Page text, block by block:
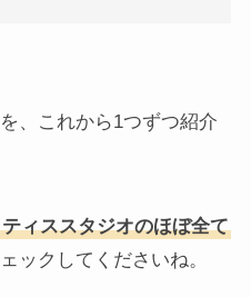
、これから1つずつ紹介
ィススタジオのほぼ全て
ックしてくださいね。